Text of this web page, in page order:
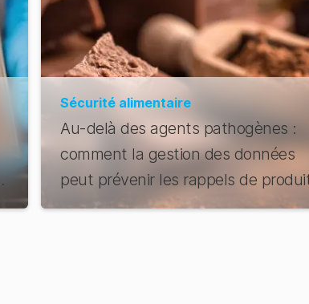
Sécurité alimentaire
Au-delà des agents pathogènes :
comment la gestion des données
peut prévenir les rappels de
alimentaires inattendus